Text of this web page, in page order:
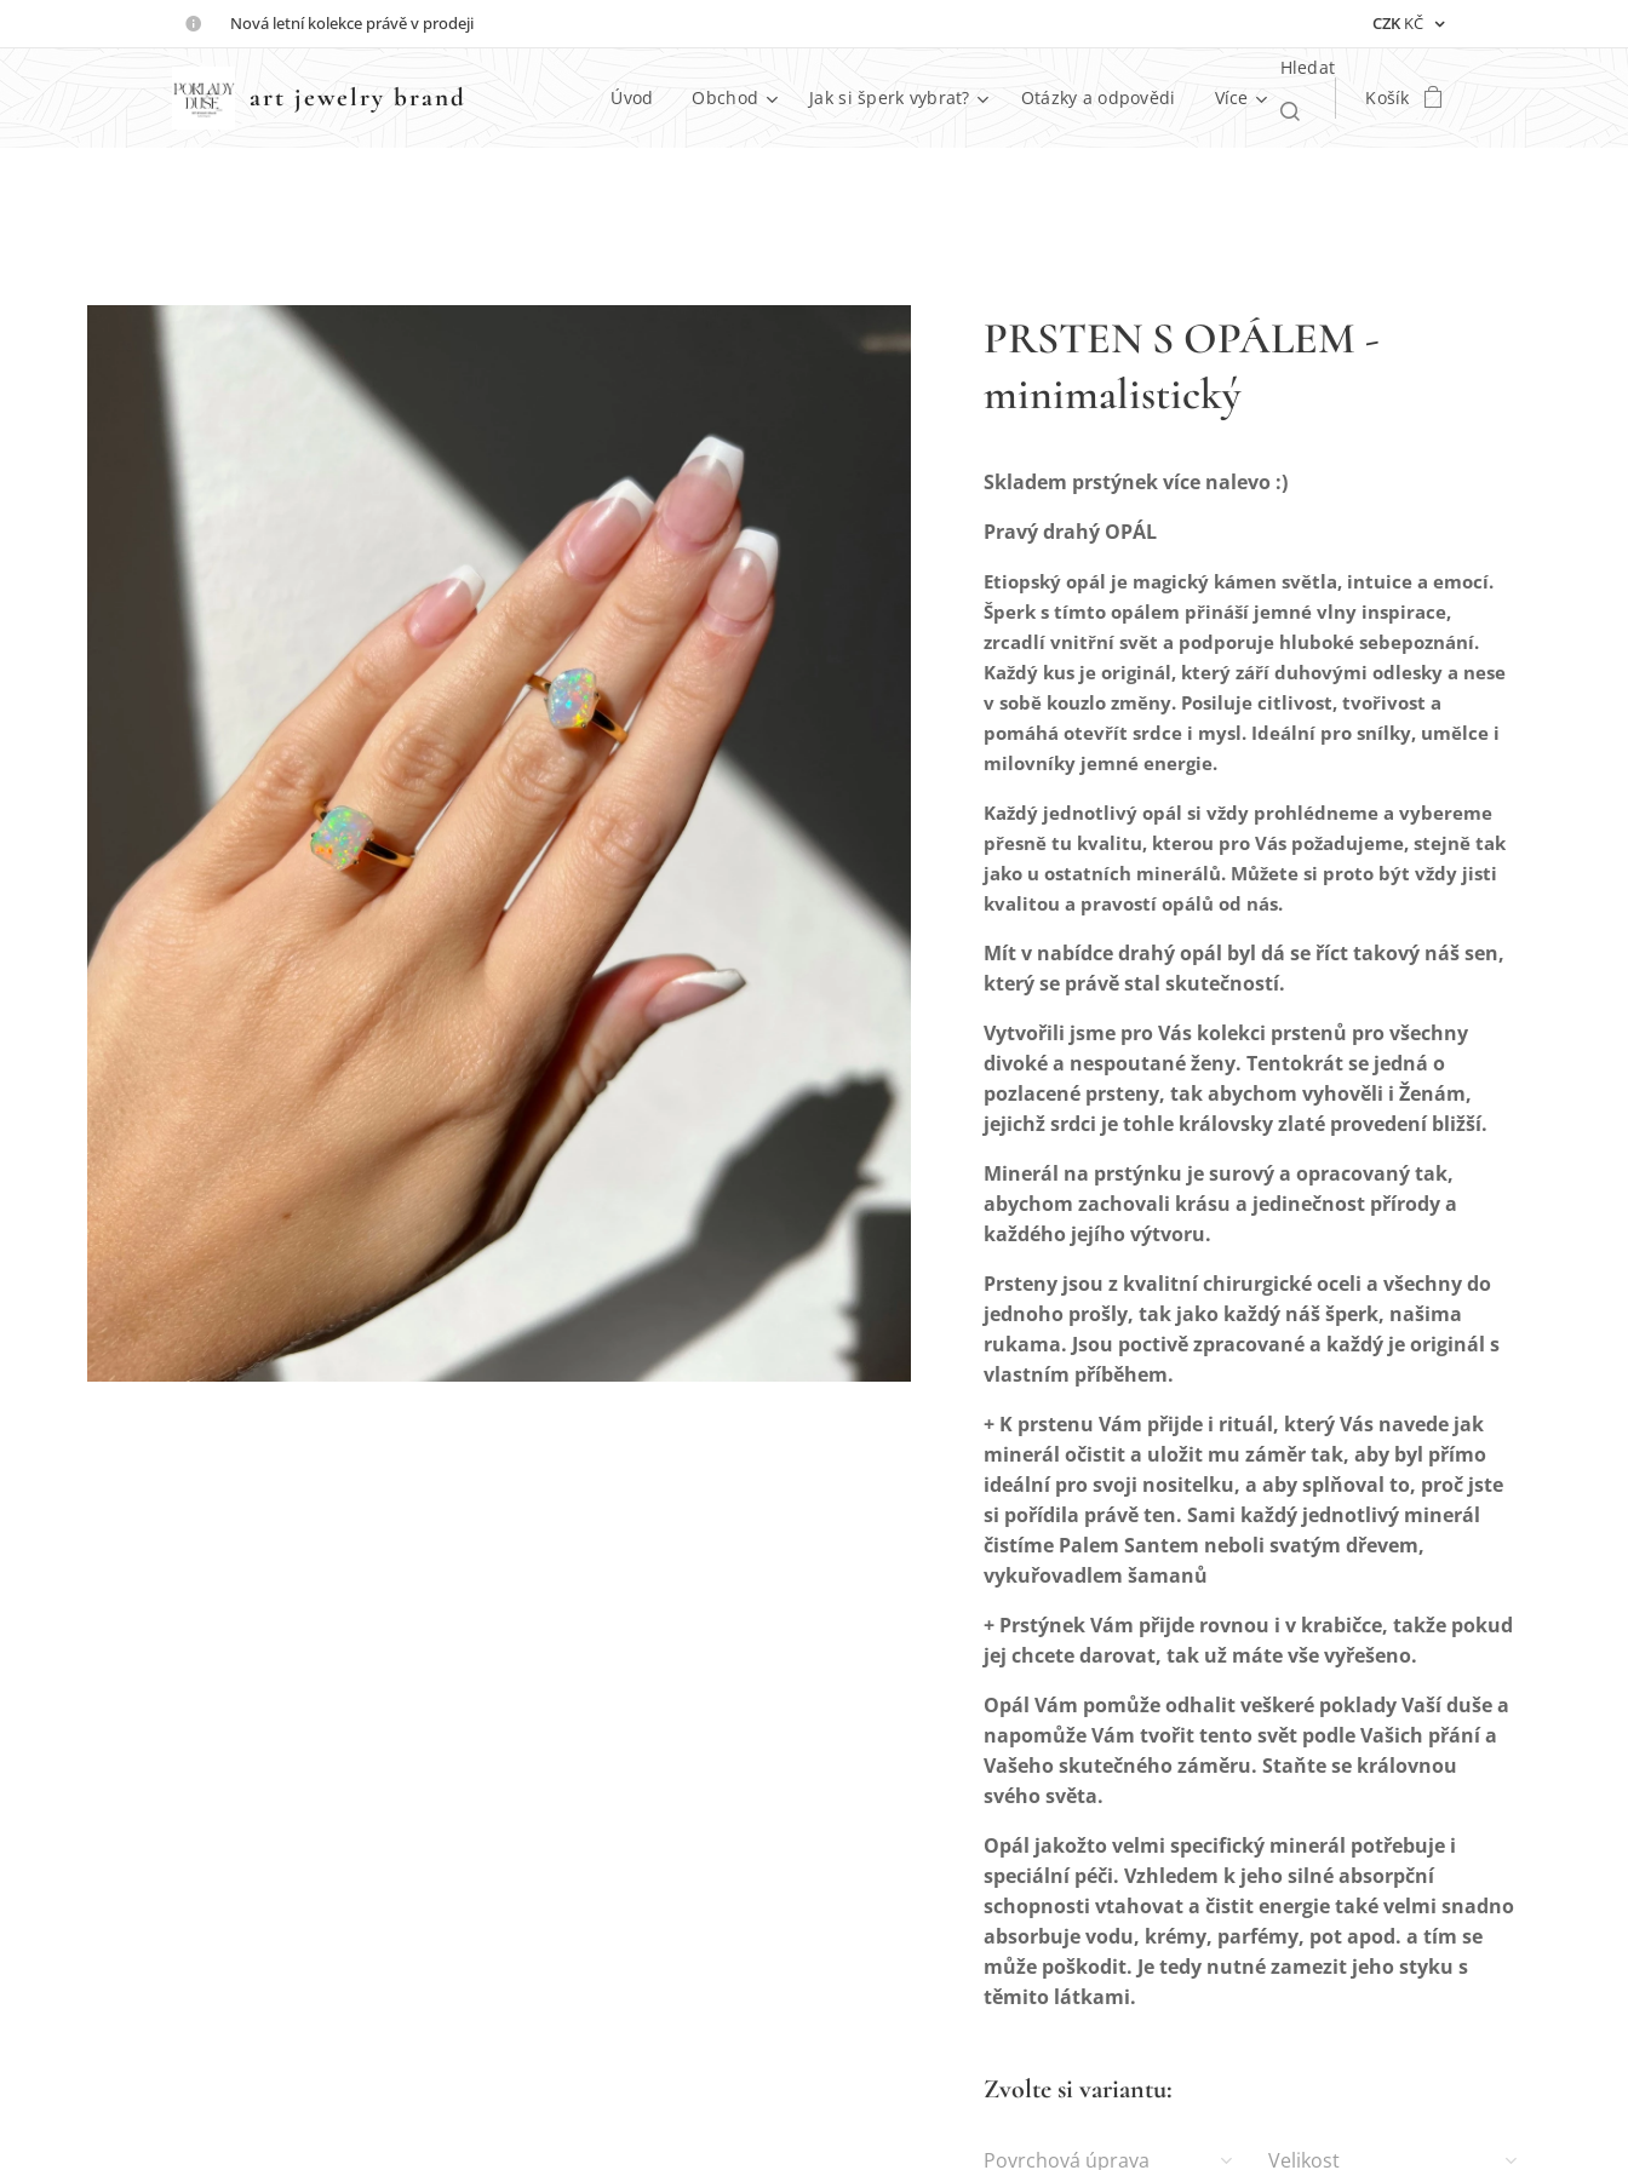
💎Nová letní kolekce právě v prodeji💎 CZK KČ
art jewelry brand Úvod Obchod Jak si šperk vybrat? Otázky a odpovědi Více
Hledat
Košík
PRSTEN S OPÁLEM -
minimalistický
Skladem prstýnek více nalevo :)
Pravý drahý OPÁL
Etiopský opál je magický kámen světla, intuice a emocí.
Šperk s tímto opálem přináší jemné vlny inspirace,
zrcadlí vnitřní svět a podporuje hluboké sebepoznání.
Každý kus je originál, který září duhovými odlesky a nese
v sobě kouzlo změny. Posiluje citlivost, tvořivost a
pomáhá otevřít srdce i mysl. Ideální pro snílky, umělce i
milovníky jemné energie.
Každý jednotlivý opál si vždy prohlédneme a vybereme
přesně tu kvalitu, kterou pro Vás požadujeme, stejně tak
jako u ostatních minerálů. Můžete si proto být vždy jisti
kvalitou a pravostí opálů od nás.
Mít v nabídce drahý opál byl dá se říct takový náš sen,
který se právě stal skutečností.
Vytvořili jsme pro Vás kolekci prstenů pro všechny
divoké a nespoutané ženy. Tentokrát se jedná o
pozlacené prsteny, tak abychom vyhověli i Ženám,
jejichž srdci je tohle královsky zlaté provedení bližší.
Minerál na prstýnku je surový a opracovaný tak,
abychom zachovali krásu a jedinečnost přírody a
každého jejího výtvoru.
Prsteny jsou z kvalitní chirurgické oceli a všechny do
jednoho prošly, tak jako každý náš šperk, našima
rukama. Jsou poctivě zpracované a každý je originál s
vlastním příběhem.
+ K prstenu Vám přijde i rituál, který Vás navede jak
minerál očistit a uložit mu záměr tak, aby byl přímo
ideální pro svoji nositelku, a aby splňoval to, proč jste
si pořídila právě ten. Sami každý jednotlivý minerál
čistíme Palem Santem neboli svatým dřevem,
vykuřovadlem šamanů
+ Prstýnek Vám přijde rovnou i v krabičce, takže pokud
jej chcete darovat, tak už máte vše vyřešeno.
Opál Vám pomůže odhalit veškeré poklady Vaší duše a
napomůže Vám tvořit tento svět podle Vašich přání a
Vašeho skutečného záměru. Staňte se královnou
svého světa.
Opál jakožto velmi specifický minerál potřebuje i
speciální péči. Vzhledem k jeho silné absorpční
schopnosti vtahovat a čistit energie také velmi snadno
absorbuje vodu, krémy, parfémy, pot apod. a tím se
může poškodit. Je tedy nutné zamezit jeho styku s
těmito látkami.
Zvolte si variantu:
Povrchová úprava Velikost